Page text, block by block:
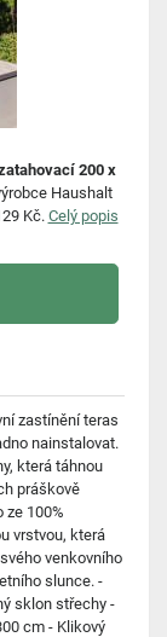
200 x
Haushalt
Kč. Celý popis
zastínění teras
nainstalovat.
která táhnou
práškově
ze 100%
vrstvou, která
venkovního
slunce. -
sklon střechy -
cm - Klikový